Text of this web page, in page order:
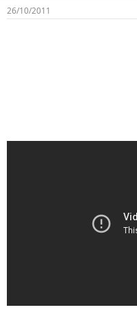
g
26/10/2011